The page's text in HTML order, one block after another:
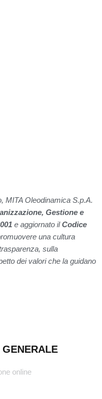
MITA Oleodinamica S.p.A.
Gestione e
e aggiornato ilCodice
una cultura
sulla
dei valori che la guidano
online